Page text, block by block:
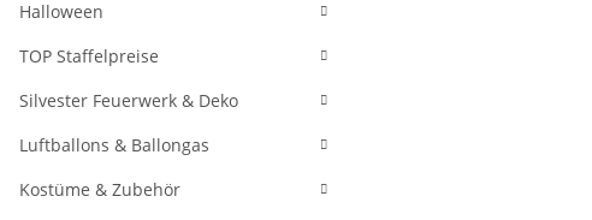
Halloween
TOP Staffelpreise
Silvester Feuerwerk & Deko
Luftballons & Ballongas
Kostüme & Zubehör